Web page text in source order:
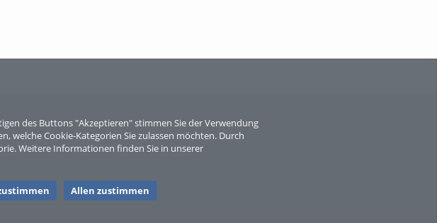
des Buttons "Akzeptieren" stimmen Sie der Verwendung
welche Cookie-Kategorien Sie zulassen möchten. Durch
Weitere Informationen finden Sie in unserer
Allen zustimmen
Sperber